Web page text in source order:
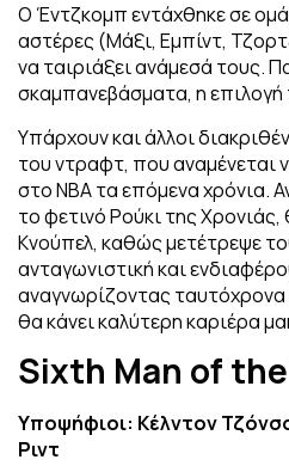
Ο Έντζκομπ εντάχθηκε σε
αστέρες (Μάξι, Εμπίντ,
να ταιριάξει ανάμεσά τους.
σκαμπανεβάσματα, η επιλογή
Υπάρχουν και άλλοι
του ντραφτ, που
στο NBA τα επόμενα χρόνια.
το φετινό Ρούκι της
Κνούπελ, καθώς μετέτρεψε
ανταγωνιστική και
αναγνωρίζοντας
θα κάνει καλύτερη καριέρα
Sixth Man of
Υποψήφιοι: Κέλντον
Ριντ